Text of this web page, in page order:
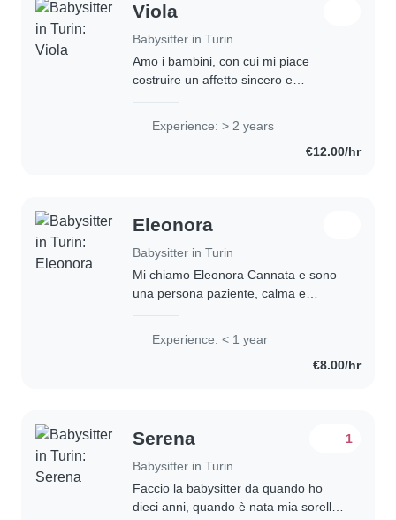
Viola
Babysitter in Turin
Amo i bambini, con cui mi piace
costruire un affetto sincero e
di far rispettare le regole.
Experience: > 2 years
€12.00/hr
Eleonora
Babysitter in Turin
Mi chiamo Eleonora Cannata e sono
una persona paziente, calma e
anche con i bambini. Sono una
Experience: < 1 year
€8.00/hr
Serena
Babysitter in Turin
1
Faccio la babysitter da quando ho
dieci anni, quando è nata mia sorella